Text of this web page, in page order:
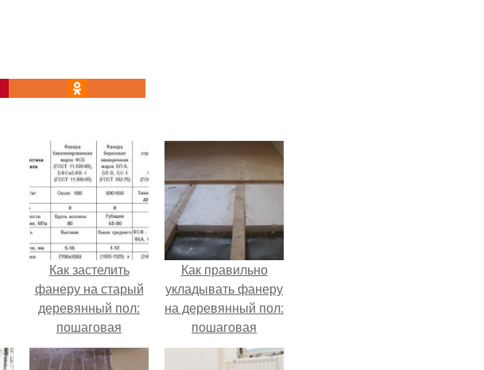
Как застелить
фанеру на старый
деревянный пол:
пошаговая
инструкция
Как правильно
укладывать фанеру
на деревянный пол:
пошаговая
инструкция